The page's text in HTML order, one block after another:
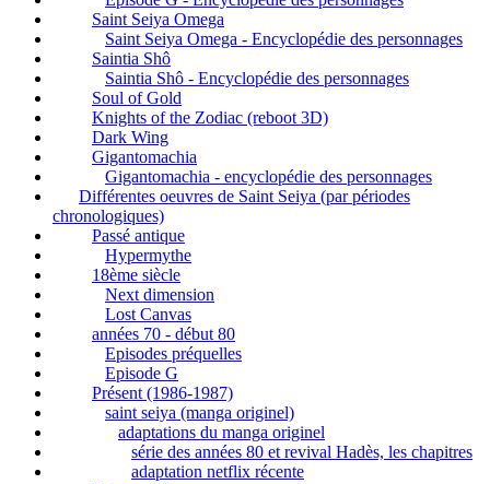
Saint Seiya Omega
Saint Seiya Omega - Encyclopédie des personnages
Saintia Shô
Saintia Shô - Encyclopédie des personnages
Soul of Gold
Knights of the Zodiac (reboot 3D)
Dark Wing
Gigantomachia
Gigantomachia - encyclopédie des personnages
Différentes oeuvres de Saint Seiya (par périodes
chronologiques)
Passé antique
Hypermythe
18ème siècle
Next dimension
Lost Canvas
années 70 - début 80
Episodes préquelles
Episode G
Présent (1986-1987)
saint seiya (manga originel)
adaptations du manga originel
série des années 80 et revival Hadès, les chapitres
adaptation netflix récente